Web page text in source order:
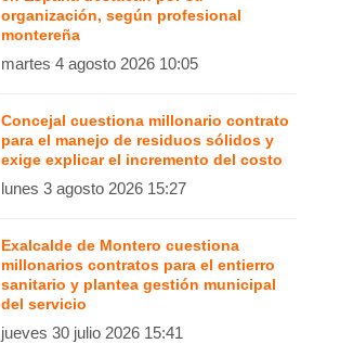
organización, según profesional
montereña
martes 4 agosto 2026 10:05
Concejal cuestiona millonario contrato
para el manejo de residuos sólidos y
exige explicar el incremento del costo
lunes 3 agosto 2026 15:27
Exalcalde de Montero cuestiona
millonarios contratos para el entierro
sanitario y plantea gestión municipal
del servicio
jueves 30 julio 2026 15:41